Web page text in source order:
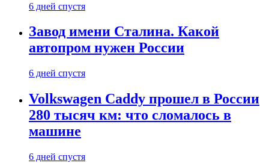
6 дней спустя
Завод имени Сталина. Какой
автопром нужен России
6 дней спустя
Volkswagen Caddy прошел в России
280 тысяч км: что сломалось в
машине
6 дней спустя